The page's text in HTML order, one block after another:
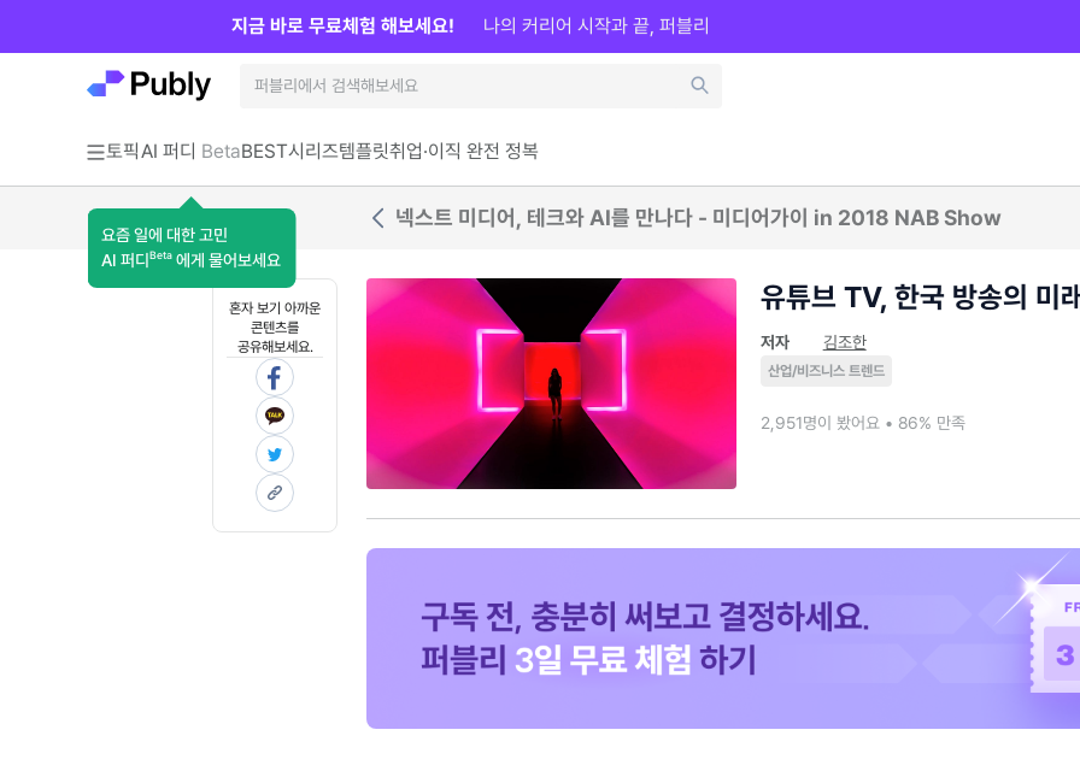
토픽AI 퍼디 Beta
요즘 일에 대한 고민
AI 퍼디 Beta 에게 물어보세요
BEST시리즈템플릿취업·이직 완전 정복
지금 바로 무료체험 해보세요! 나의 커리어 시작과 끝, 퍼블리
넥스트 미디어, 테크와 AI를 만나다 - 미디어가이 in 2018 NAB Show
혼자 보기 아까운
콘텐츠를
공유해보세요.
유튜브 TV, 한국 방송의 미
저자 김조한
산업/비즈니스 트렌드
2,951명이 봤어요 • 86% 만족